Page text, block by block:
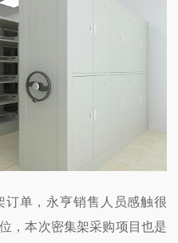
订单，永亨销售人员感触很
，本次密集架采购项目也是